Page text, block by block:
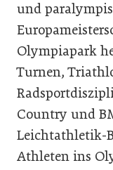
und
Olympiapark
Turnen,
Country und
Leichtathletik-
Athleten ins